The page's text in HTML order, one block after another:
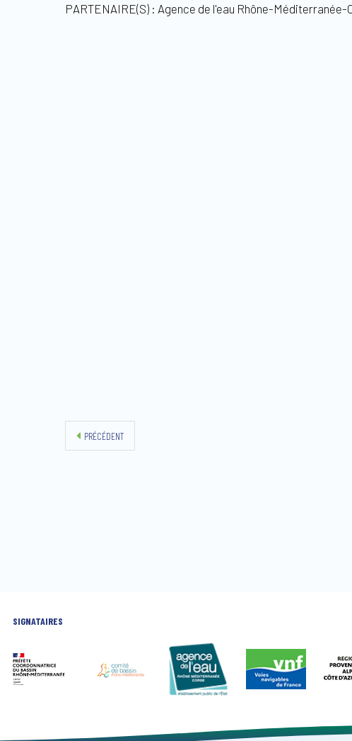
PARTENAIRE(S) : Agence de l'eau Rhône-Méditerranée-
PRÉCÉDENT
SIGNATAIRES